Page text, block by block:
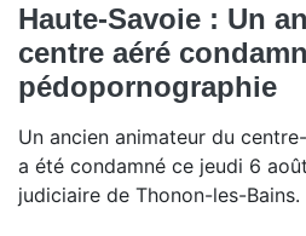
Haute-Savoie : Un
centre aéré
pédopornographie
Un ancien animateur du
a été condamné ce jeudi 6
judiciaire de Thonon-les-Bains.